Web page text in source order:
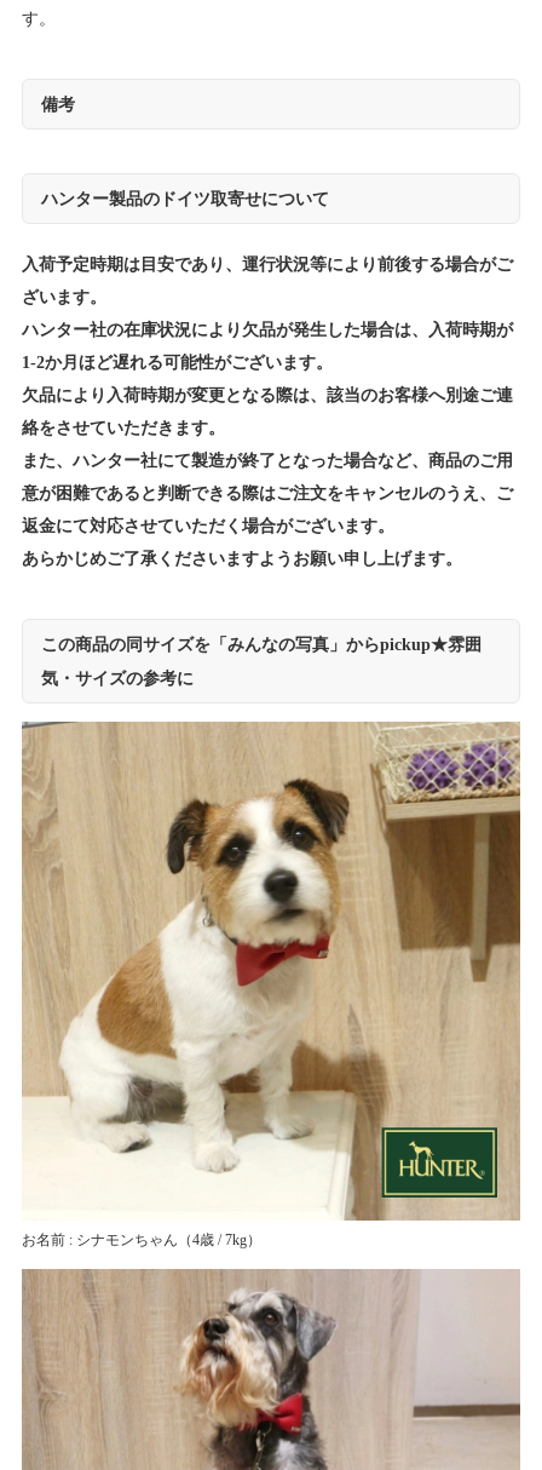
す。
備考
ハンター製品のドイツ取寄せについて
入荷予定時期は目安であり、運行状況等により前後する場合がご
ざいます。
ハンター社の在庫状況により欠品が発生した場合は、入荷時期が
1-2か月ほど遅れる可能性がございます。
欠品により入荷時期が変更となる際は、該当のお客様へ別途ご連
絡をさせていただきます。
また、ハンター社にて製造が終了となった場合など、商品のご用
意が困難であると判断できる際はご注文をキャンセルのうえ、ご
返金にて対応させていただく場合がございます。
あらかじめご了承くださいますようお願い申し上げます。
この商品の同サイズを「みんなの写真」からpickup★雰囲
気・サイズの参考に
お名前 : シナモンちゃん （4歳 / 7kg）